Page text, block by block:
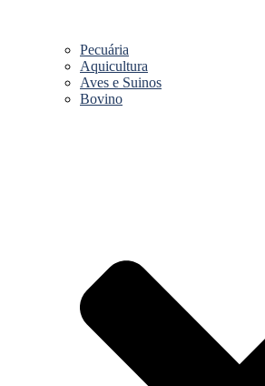
Pecuária
Aquicultura
Aves e Suinos
Bovino